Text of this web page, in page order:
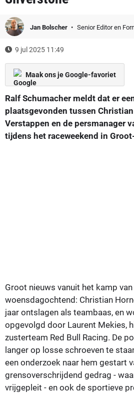
Jan Bolscher Senior Editor en
9 jul 2025 11:49
Maak ons je Google-favoriet
Ralf Schumacher meldt dat er
plaatsgevonden tussen
Verstappen en de persmanager
tijdens het raceweekend in
Groot nieuws vanuit het kamp
woensdagochtend: Christian
jaar ontslagen als teambaas, en
opgevolgd door Laurent Mekies,
zusterteam Red Bull Racing. De
langer op losse schroeven te
een onderzoek naar hem gestart
grensoverschrijdend gedrag -
vrijgepleit - en ook de sportieve